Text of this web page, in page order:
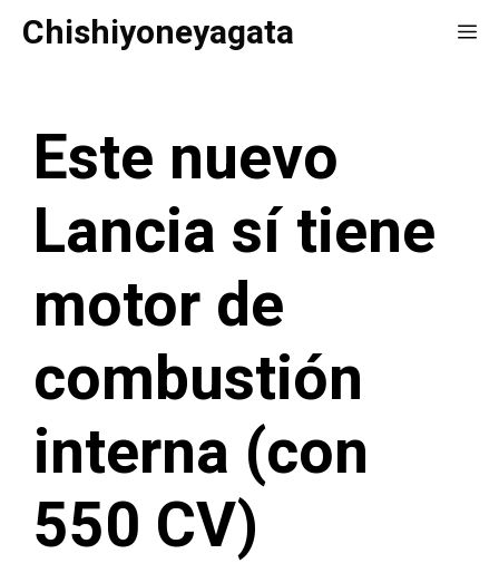
SaltarChishiyoneyagata
Este nuevo
Lancia sí tiene
motor de
combustión
interna (con
550 CV)